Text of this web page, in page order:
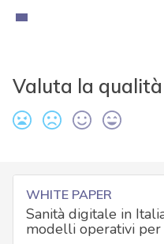
Valuta la
WHITE PAPER
Sanità digitale in
modelli operativi